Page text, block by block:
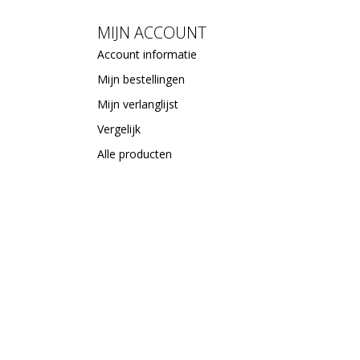
MIJN ACCOUNT
Account informatie
Mijn bestellingen
Mijn verlanglijst
Vergelijk
Alle producten